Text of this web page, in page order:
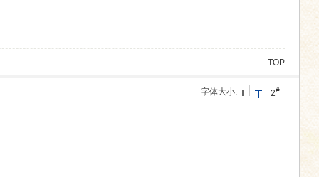
TOP
2#
字体大小: